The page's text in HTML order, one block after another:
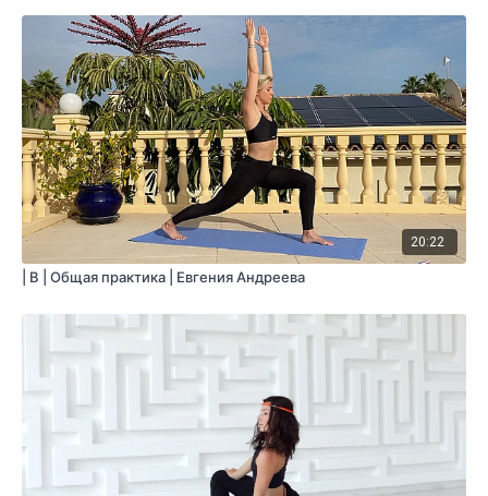
20:22
| B | Общая практика | Евгения Андреева